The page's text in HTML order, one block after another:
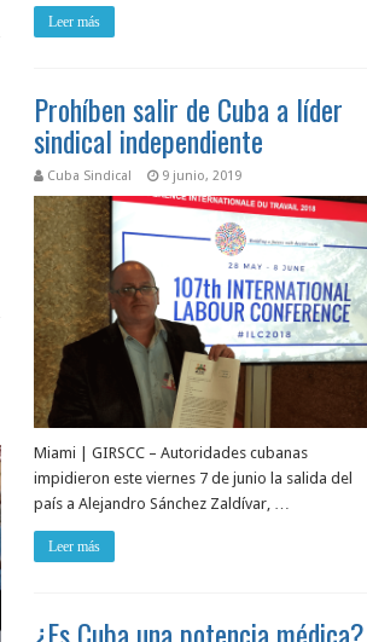
Leer más
Prohíben salir de Cuba a líder
sindical independiente
Cuba Sindical 9 junio, 2019
Miami | GIRSCC – Autoridades cubanas
impidieron este viernes 7 de junio la salida del
país a Alejandro Sánchez Zaldívar, …
Leer más